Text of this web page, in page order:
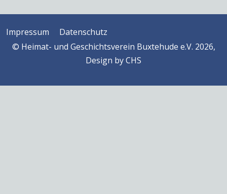
Impressum
Datenschutz
© Heimat- und Geschichtsverein Buxtehude e.V. 2026,
Design byCHS